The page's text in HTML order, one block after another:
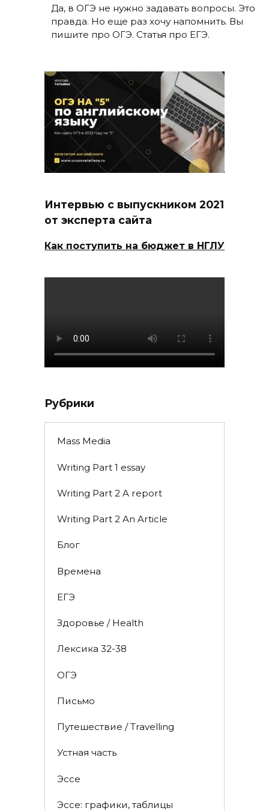
Да, в ОГЭ не нужно задавать вопросы. Это
правда. Но еще раз хочу напомнить. Вы
пишите про ОГЭ. Статья про ЕГЭ.
Интервью с выпускником 2021
от эксперта сайта
Как поступить на бюджет в НГЛУ
Рубрики
Mass Media
Writing Part 1 essay
Writing Part 2 A report
Writing Part 2 An Article
Блог
Времена
ЕГЭ
Здоровье / Health
Лексика 32-38
ОГЭ
Письмо
Путешествие / Travelling
Устная часть
Эссе
Эссе: графики, таблицы